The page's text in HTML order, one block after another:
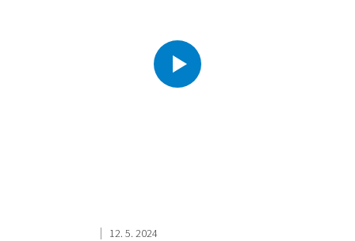
12. 5. 2024